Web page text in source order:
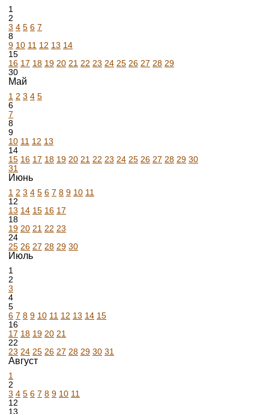
1
2
3 4 5 6 7
8
9 10 11 12 13 14
15
16 17 18 19 20 21 22 23 24 25 26 27 28 29
30
Май
1 2 3 4 5
6
7
8
9
10 11 12 13
14
15 16 17 18 19 20 21 22 23 24 25 26 27 28 29 30
31
Июнь
1 2 3 4 5 6 7 8 9 10 11
12
13 14 15 16 17
18
19 20 21 22 23
24
25 26 27 28 29 30
Июль
1
2
3
4
5
6 7 8 9 10 11 12 13 14 15
16
17 18 19 20 21
22
23 24 25 26 27 28 29 30 31
Август
1
2
3 4 5 6 7 8 9 10 11
12
13